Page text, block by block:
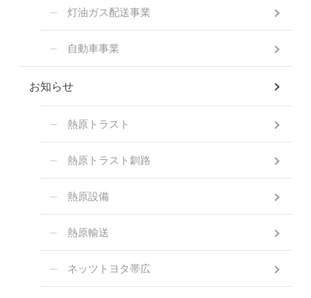
灯油ガス配送事業
自動車事業
お知らせ
熱原トラスト
熱原トラスト釧路
熱原設備
熱原輸送
ネッツトヨタ帯広